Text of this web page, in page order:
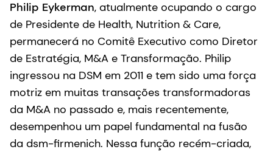
Philip Eykerman, atualmente ocupando o cargo
de Presidente de Health, Nutrition & Care,
permanecerá no Comitê Executivo como Diretor
de Estratégia, M&A e Transformação. Philip
ingressou na DSM em 2011 e tem sido uma força
motriz em muitas transações transformadoras
da M&A no passado e, mais recentemente,
desempenhou um papel fundamental na fusão
da dsm-firmenich. Nessa função recém-criada,